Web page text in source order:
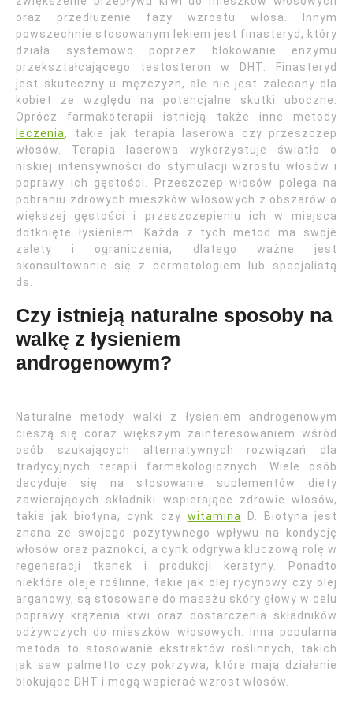
oraz przedłużenie fazy wzrostu włosa. Innym
powszechnie stosowanym lekiem jest finasteryd, który
działa systemowo poprzez blokowanie enzymu
przekształcającego testosteron w DHT. Finasteryd
jest skuteczny u mężczyzn, ale nie jest zalecany dla
kobiet ze względu na potencjalne skutki uboczne.
Oprócz farmakoterapii istnieją także inne metody
leczenia, takie jak terapia laserowa czy przeszczep
włosów. Terapia laserowa wykorzystuje światło o
niskiej intensywności do stymulacji wzrostu włosów i
poprawy ich gęstości. Przeszczep włosów polega na
pobraniu zdrowych mieszków włosowych z obszarów o
większej gęstości i przeszczepieniu ich w miejsca
dotknięte łysieniem. Każda z tych metod ma swoje
zalety i ograniczenia, dlatego ważne jest
skonsultowanie się z dermatologiem lub specjalistą
ds.
Czy istnieją naturalne sposoby na
walkę z łysieniem
androgenowym?
Naturalne metody walki z łysieniem androgenowym
cieszą się coraz większym zainteresowaniem wśród
osób szukających alternatywnych rozwiązań dla
tradycyjnych terapii farmakologicznych. Wiele osób
decyduje się na stosowanie suplementów diety
zawierających składniki wspierające zdrowie włosów,
takie jak biotyna, cynk czy witamina
D. Biotyna jest
znana ze swojego pozytywnego wpływu na kondycję
włosów oraz paznokci, a cynk odgrywa kluczową rolę w
regeneracji tkanek i produkcji keratyny. Ponadto
niektóre oleje roślinne, takie jak olej rycynowy czy olej
arganowy, są stosowane do masażu skóry głowy w celu
poprawy krążenia krwi oraz dostarczenia składników
odżywczych do mieszków włosowych. Inna popularna
metoda to stosowanie ekstraktów roślinnych, takich
jak saw palmetto czy pokrzywa, które mają działanie
blokujące DHT i mogą wspierać wzrost włosów.